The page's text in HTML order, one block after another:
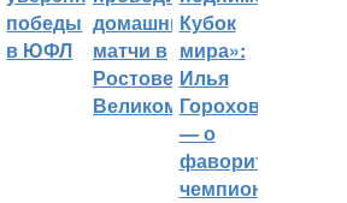
победы
в ЮФЛ
домашние
матчи в
Ростове
Великом
Кубок
мира»:
Илья
Горохов
— о
фаворитах
чемпионата